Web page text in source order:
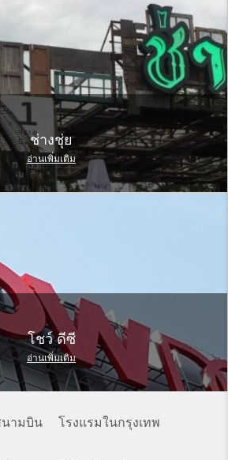
ช่างชุ่ย
อ่านเพิ่มเติม
โชว์ ดีซี
อ่านเพิ่มเติม
นามบิน โรงแรมในกรุงเทพ